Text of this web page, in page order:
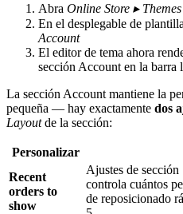
Abra Online Store ▸
En el desplegable de
Account
El editor de tema ahora
sección Account en la barra
La sección Account mantiene la
pequeña — hay exactamente dos
Layoutde la sección:
Personalizar
Recent
orders to
show
Ajustes de
controla cuántos
de reposicionado